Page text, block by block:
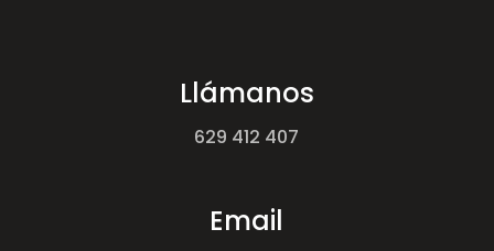
Llámanos
629 412 407
Email